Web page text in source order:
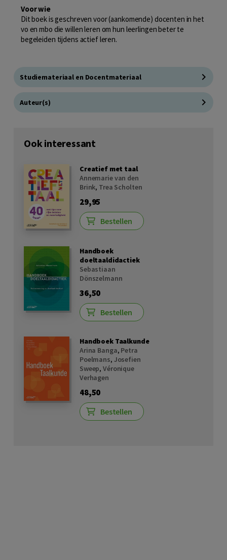
Voor wie
Dit boek is geschreven voor (aankomende) docenten in het
vo en mbo die willen leren om hun leerlingen beter te
begeleiden tijdens actief leren.
Studiemateriaal en Docentmateriaal
Auteur(s)
Ook interessant
Creatief met taal
Annemarie van den
Brink, Trea Scholten
29,95
Bestellen
Handboek
doeltaaldidactiek
Sebastiaan
Dönszelmann
36,50
Bestellen
Handboek Taalkunde
Arina Banga, Petra
Poelmans, Josefien
Sweep,Véronique
Verhagen
48,50
Bestellen